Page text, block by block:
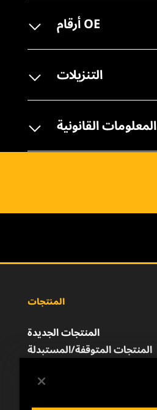
أرقام OE
التنزيلات
المعلومات القانونية
المنتجات
المنتجات الجديدة
المنتجات المتوقفة/المستبدلة